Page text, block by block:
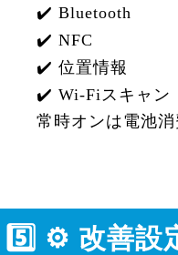
✔️ Bluetooth
✔️ NFC
✔️ 位置情報
✔️ Wi-Fiスキャン
常時オンは電池消
5️⃣ ⚙️ 改善設